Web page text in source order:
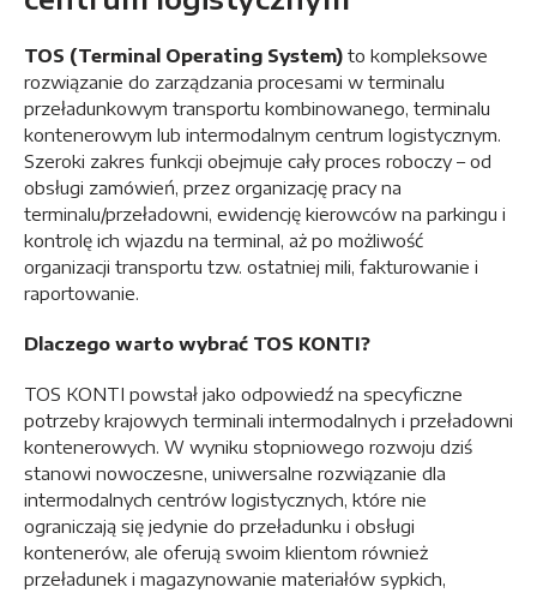
TOS (Terminal Operating System) to kompleksowe
rozwiązanie do zarządzania procesami w terminalu
przeładunkowym transportu kombinowanego, terminalu
kontenerowym lub intermodalnym centrum logistycznym.
Szeroki zakres funkcji obejmuje cały proces roboczy – od
obsługi zamówień, przez organizację pracy na
terminalu/przeładowni, ewidencję kierowców na parkingu i
kontrolę ich wjazdu na terminal, aż po możliwość
organizacji transportu tzw. ostatniej mili, fakturowanie i
raportowanie.
Dlaczego warto wybrać TOS KONTI?
TOS KONTI powstał jako odpowiedź na specyficzne
potrzeby krajowych terminali intermodalnych i przeładowni
kontenerowych. W wyniku stopniowego rozwoju dziś
stanowi nowoczesne, uniwersalne rozwiązanie dla
intermodalnych centrów logistycznych, które nie
ograniczają się jedynie do przeładunku i obsługi
kontenerów, ale oferują swoim klientom również
przeładunek i magazynowanie materiałów sypkich,